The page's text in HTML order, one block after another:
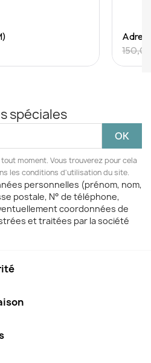
spéciales
moment. Vous trouverez pour cela
les conditions d'utilisation du site.
personnelles (prénom, nom,
postale, N° de téléphone,
coordonnées de
et traitées par la société